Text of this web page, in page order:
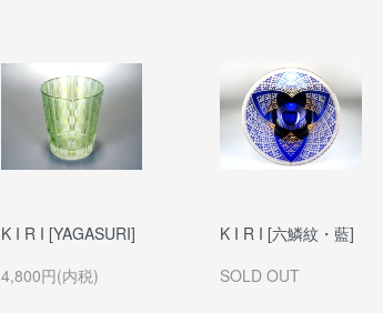
K I R I [YAGASURI]
4,800円(内税)
K I R I [六鱗紋・藍]
SOLD OUT